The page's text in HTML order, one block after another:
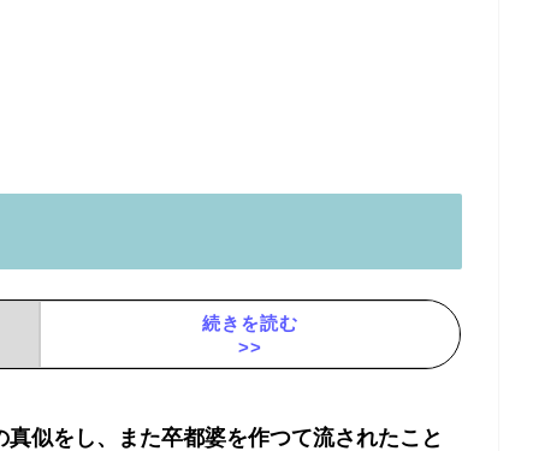
続きを読む
>>
似をし、また卒都婆を作つて流されたこと